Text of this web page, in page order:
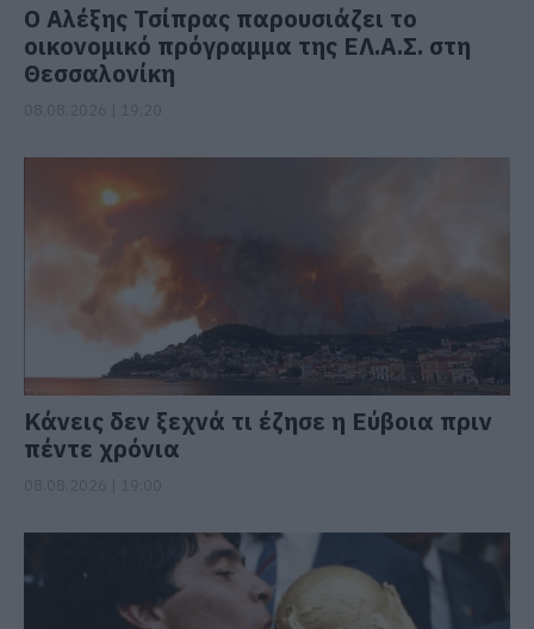
Ο Αλέξης Τσίπρας παρουσιάζει το
οικονομικό πρόγραμμα της ΕΛ.Α.Σ. στη
Θεσσαλονίκη
Κάνεις δεν ξεχνά τι έζησε η Εύβοια πριν
πέντε χρόνια